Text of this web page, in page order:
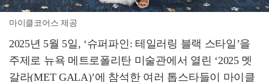
마이클코어스 제공
2025년 5월 5일, ‘슈퍼파인: 테일러링 블랙 스타일’을
주제로 뉴욕 메트로폴리탄 미술관에서 열린 ‘2025 멧
갈라(MET GALA)’에 참석한 여러 톱스타들이 마이클